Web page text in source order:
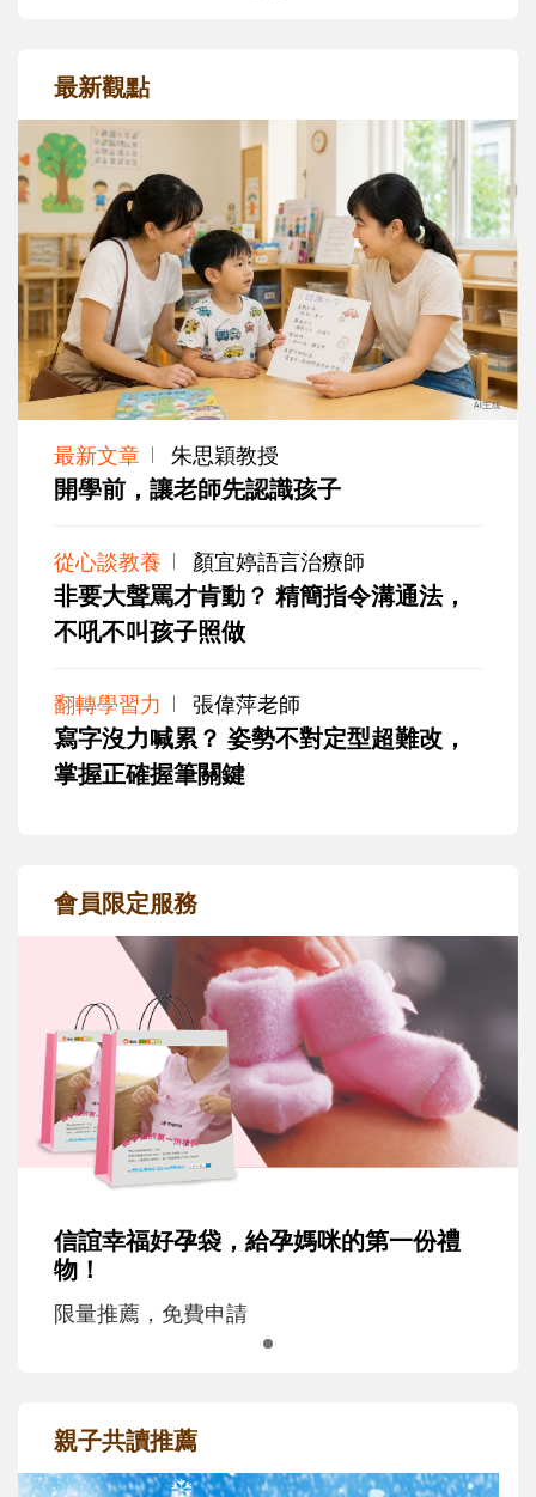
最新觀點
最新文章 朱思穎教授
開學前，讓老師先認識孩子
從心談教養 顏宜婷語言治療師
非要大聲罵才肯動？ 精簡指令溝通法，
不吼不叫孩子照做
翻轉學習力 張偉萍老師
寫字沒力喊累？ 姿勢不對定型超難改，
掌握正確握筆關鍵
會員限定服務
信誼幸福好孕袋，給孕媽咪的第一份禮
物！
限量推薦，免費申請
親子共讀推薦